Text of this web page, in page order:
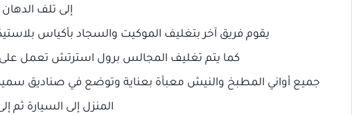
إلى تلف
يقوم فريق آخر بتغليف الموكيت والسجاد بأكياس
كما يتم تغليف المجالس برول استرتش تعمل على
جميع أواني المطبخ والنيش معبأة بعناية وتوضع في صناديق
المنزل إلى السيارة ثم